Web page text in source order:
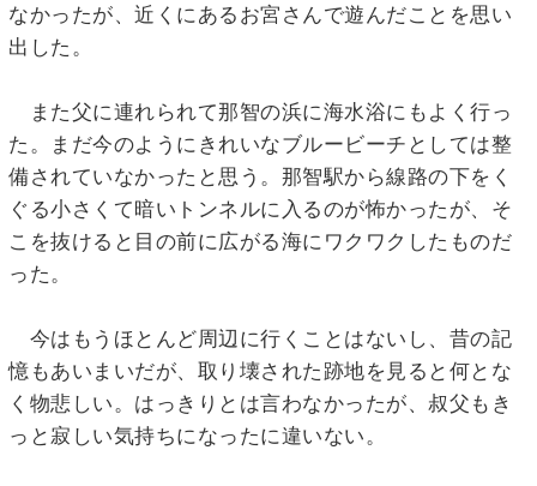
なかったが、近くにあるお宮さんで遊んだことを思い
出した。
また父に連れられて那智の浜に海水浴にもよく行っ
た。まだ今のようにきれいなブルービーチとしては整
備されていなかったと思う。那智駅から線路の下をく
ぐる小さくて暗いトンネルに入るのが怖かったが、そ
こを抜けると目の前に広がる海にワクワクしたものだ
った。
今はもうほとんど周辺に行くことはないし、昔の記
憶もあいまいだが、取り壊された跡地を見ると何とな
く物悲しい。はっきりとは言わなかったが、叔父もき
っと寂しい気持ちになったに違いない。